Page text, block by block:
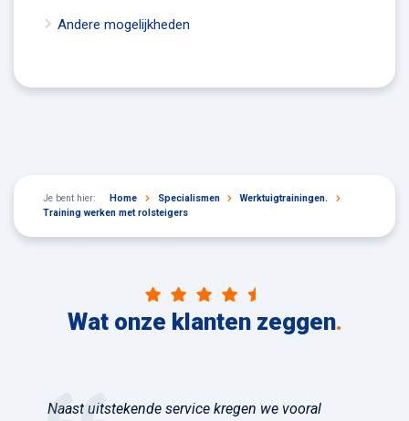
Andere mogelijkheden
Je bent hier: Home Specialismen
Werktuigtrainingen.
Training werken met rolsteigers
Wat onze klanten zeggen.
Naast uitstekende service kregen we vooral